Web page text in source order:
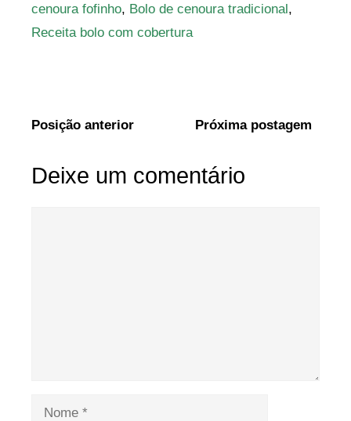
cenoura fofinho, Bolo de cenoura tradicional,
Receita bolo com cobertura
Posição anterior Próxima postagem
Deixe um comentário